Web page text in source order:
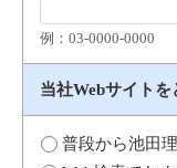
例：03​-​0000​-​0000
当社Webサイト
普段から池田